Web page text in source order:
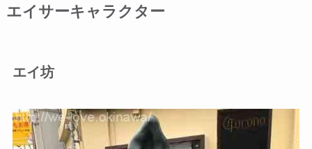
エイサーキャラクター
エイ坊